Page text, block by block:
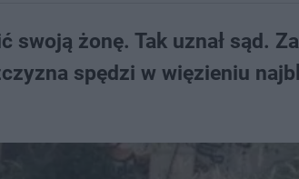
swoją żonę. Tak uznał sąd.
spędzi w więzieniu